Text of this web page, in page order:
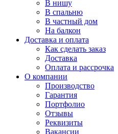
В нишу
В спальню
В частный дом
На балкон
Доставка и оплата
Как сделать заказ
Доставка
Оплата и рассрочка
О компании
Производство
Гарантия
Портфолио
Отзывы
Реквизиты
Вакансии